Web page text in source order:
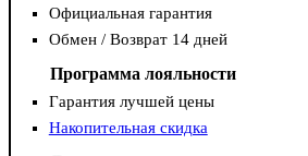
Официальная гарантия
Обмен / Возврат 14 дней
Программа лояльности
Гарантия лучшей цены
Накопительная скидка